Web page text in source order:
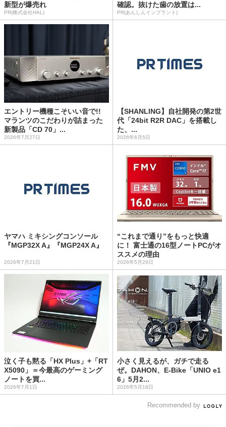
新型が爆売れ
PR(株式会社HAL)
確認。抜けた歯の放置は...
PR(あんしんインプラント)
エントリー機種こそいい音で!!
マランツのこだわりが詰まった
新製品「CD 70」...
2026年7月27日
【SHANLING】自社開発の第2世
代「24bit R2R DAC」を搭載し
た、...
2026年6月5日
ヤマハ ミキシングコンソール
『MGP32X A』『MGP24X A』
2026年7月21日
“これまで通り”をもっと快適
に！ 富士通の16型ノートPCがオ
ススメの理由
2026年5月29日
泣く子も黙る「HX Plus」+「RT
X5090」＝今最高のゲーミング
ノートを買...
2026年7月1日
小さく見えるが、ガチで走る
ぜ。DAHON、E-Bike「UNIO e1
6」5月2...
2026年5月18日
Recommended by